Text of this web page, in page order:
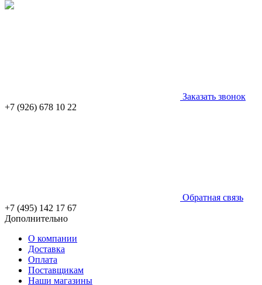
Заказать звонок
+7 (926) 678 10 22
Обратная связь
+7 (495) 142 17 67
Дополнительно
О компании
Доставка
Оплата
Поставщикам
Наши магазины